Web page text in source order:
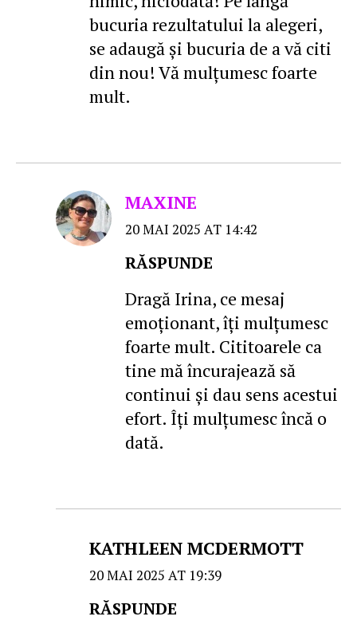
bucuria rezultatului la alegeri,
se adaugă și bucuria de a vă citi
din nou! Vă mulțumesc foarte
mult.
MAXINE
20 MAI 2025 AT 14:42
RĂSPUNDE
Dragă Irina, ce mesaj
emoţionant, îţi mulţumesc
foarte mult. Cititoarele ca
tine mă încurajează să
continui şi dau sens acestui
efort. Îţi mulţumesc încă o
dată.
KATHLEEN MCDERMOTT
20 MAI 2025 AT 19:39
RĂSPUNDE